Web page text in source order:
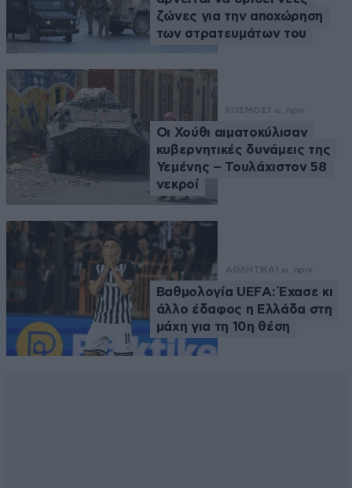
ζώνες για την αποχώρηση
των στρατευμάτων του
ΚΟΣΜΟΣ 1 ω. πριν
Οι Χούθι αιματοκύλισαν
κυβερνητικές δυνάμεις της
Υεμένης – Τουλάχιστον 58
νεκροί
ΑΘΛΗΤΙΚΑ 1 ω. πριν
Βαθμολογία UEFA: Έχασε κι
άλλο έδαφος η Ελλάδα στη
μάχη για τη 10η θέση